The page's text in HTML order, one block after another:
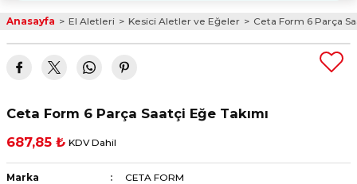
ve Multimetreler
Anasayfa El Aletleri Kesici Aletler ve Eğeler Ceta Form 6 Parça
Ceta Form 6 Parça Saatçi Eğe Takımı
687,85 ₺ KDV Dahil
Marka
CETA FORM